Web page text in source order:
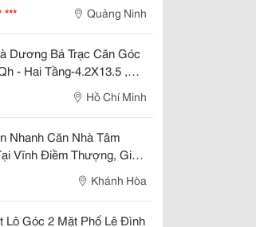
*** Quảng Ninh
Dương Bá Trạc Căn Góc
- Hai Tầng-4.2X13.5 ,
Hồ Chí Minh
Nhanh Căn Nhà Tâm
Vĩnh Điềm Thượng, Giá
Khánh Hòa
Lô Góc 2 Mặt Phố Lê Đình